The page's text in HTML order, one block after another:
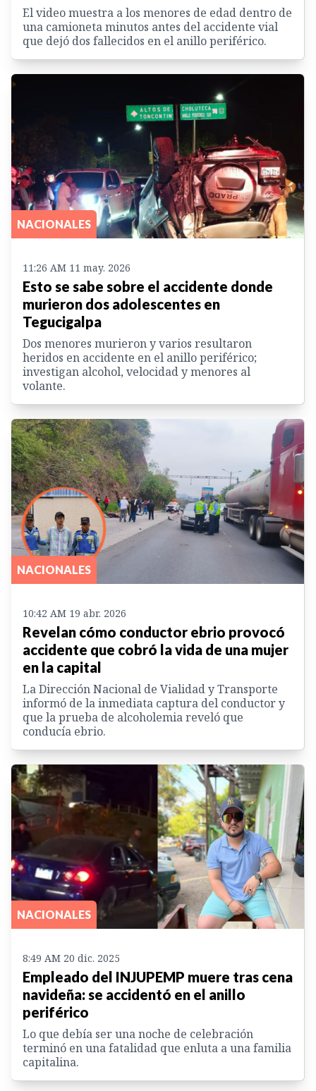
El video muestra a los menores de edad dentro de
una camioneta minutos antes del accidente vial
que dejó dos fallecidos en el anillo periférico.
NACIONALES
11:26 AM 11 may. 2026
Esto se sabe sobre el accidente donde
murieron dos adolescentes en
Tegucigalpa
Dos menores murieron y varios resultaron
heridos en accidente en el anillo periférico;
investigan alcohol, velocidad y menores al
volante.
NACIONALES
10:42 AM 19 abr. 2026
Revelan cómo conductor ebrio provocó
accidente que cobró la vida de una mujer
en la capital
La Dirección Nacional de Vialidad y Transporte
informó de la inmediata captura del conductor y
que la prueba de alcoholemia reveló que
conducía ebrio.
NACIONALES
8:49 AM 20 dic. 2025
Empleado del INJUPEMP muere tras cena
navideña: se accidentó en el anillo
periférico
Lo que debía ser una noche de celebración
terminó en una fatalidad que enluta a una familia
capitalina.